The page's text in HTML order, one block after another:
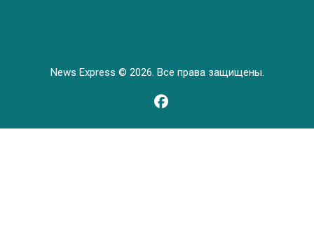
News Express © 2026. Все права защищены.